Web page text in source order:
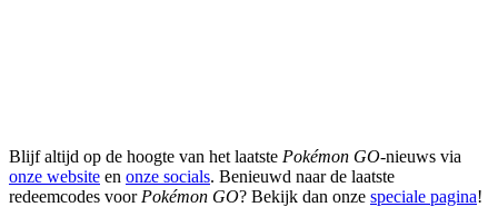
Blijf altijd op de hoogte van het laatste Pokémon GO-nieuws via
onze website en onze socials. Benieuwd naar de laatste
redeemcodes voor Pokémon GO? Bekijk dan onze speciale pagina!